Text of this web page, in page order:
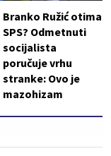
Branko Ružić otima
SPS? Odmetnuti
socijalista
poručuje vrhu
stranke: Ovo je
mazohizam